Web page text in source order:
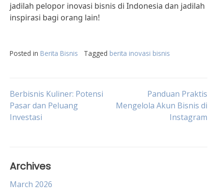
jadilah pelopor inovasi bisnis di Indonesia dan jadilah
inspirasi bagi orang lain!
Posted in Berita Bisnis Tagged berita inovasi bisnis
Post
navigation
Berbisnis Kuliner: Potensi
Pasar dan Peluang
Investasi
Panduan Praktis
Mengelola Akun Bisnis di
Instagram
Archives
March 2026